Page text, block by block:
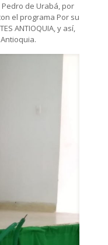
de Urabá, por
el programa Por su
ANTIOQUIA, y así,